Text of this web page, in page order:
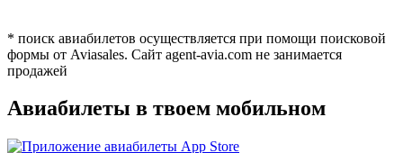
* поиск авиабилетов осуществляется при помощи поисковой
формы от Aviasales. Сайт agent-avia.com не занимается
продажей
Авиабилеты в твоем мобильном